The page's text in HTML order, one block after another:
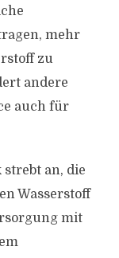
mehr
zu
andere
auch für
strebt an, die
Wasserstoff
mit